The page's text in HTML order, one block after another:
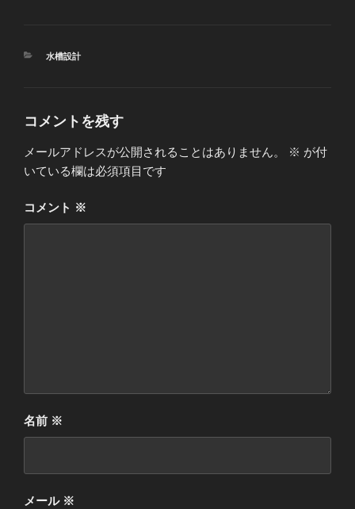
カ
水槽設計
コメントを残す
メールアドレスが公開されることはありません。 ※ が付
いている欄は必須項目です
コメント ※
名前 ※
メール ※